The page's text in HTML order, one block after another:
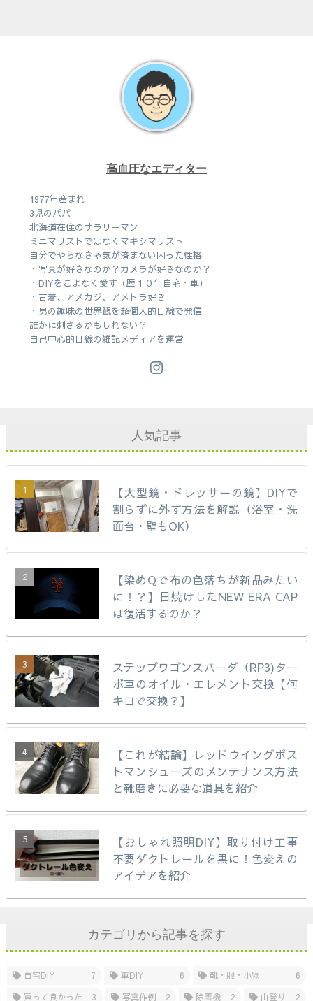
高血圧なエディター
1977年産まれ
3児のパパ
北海道在住のサラリーマン
ミニマリストではなくマキシマリスト
自分でやらなきゃ気が済まない困った性格
・写真が好きなのか？カメラが好きなのか？
・DIYをこよなく愛す（歴１０年自宅・車）
・古着、アメカジ、アメトラ好き
・男の趣味の世界観を超個人的目線で発信
誰かに刺さるかもしれない？
自己中心的目線の雑記メディアを運営
人気記事
【大型鏡・ドレッサーの鏡】DIYで
割らずに外す方法を解説（浴室・洗
面台・壁もOK）
【染めQで布の色落ちが新品みたい
に！？】日焼けしたNEW ERA CAP
は復活するのか？
ステップワゴンスパーダ（RP3)ター
ボ車のオイル・エレメント交換【何
キロで交換？】
【これが結論】レッドウイングポス
トマンシューズのメンテナンス方法
と靴磨きに必要な道具を紹介
【おしゃれ照明DIY】取り付け工事
不要ダクトレールを黒に！色変えの
アイデアを紹介
カテゴリから記事を探す
自宅DIY 7 車DIY 6 靴・服・小物
6
買って良かった
3 写真作例 2 除雪機 2 山登り 2